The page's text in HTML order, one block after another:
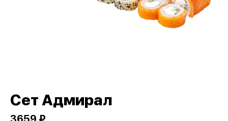
Сет Адмирал